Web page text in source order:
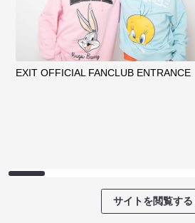
EXIT OFFICIAL FANCLUB ENTRANCE
サイトを閲覧する